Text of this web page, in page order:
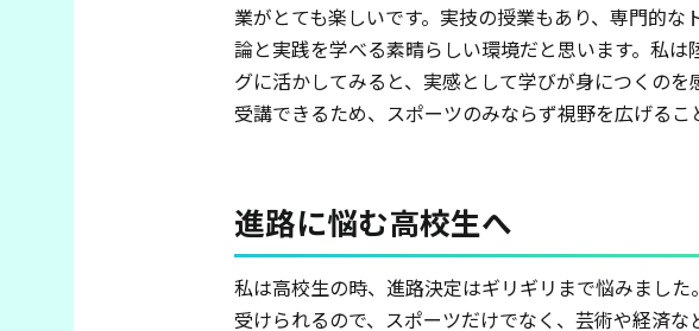
業がとても楽しいです。実技の授業もあり、専門的
論と実践を学べる素晴らしい環境だと思います。私
グに活かしてみると、実感として学びが身につくの
受講できるため、スポーツのみならず視野を広げるこ
進路に悩む高校生へ
私は高校生の時、進路決定はギリギリまで悩みまし
受けられるので、スポーツだけでなく、芸術や経済